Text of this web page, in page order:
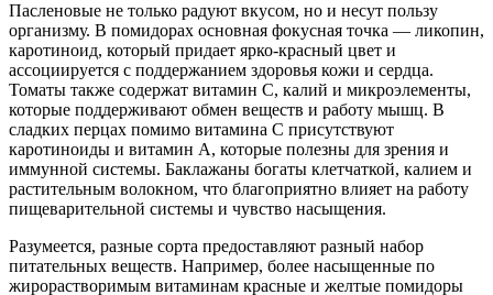
Пасленовые не только радуют вкусом, но и несут пользу
организму. В помидорах основная фокусная точка — ликопин,
каротиноид, который придает ярко-красный цвет и
ассоциируется с поддержанием здоровья кожи и сердца.
Томаты также содержат витамин С, калий и микроэлементы,
которые поддерживают обмен веществ и работу мышц. В
сладких перцах помимо витамина C присутствуют
каротиноиды и витамин A, которые полезны для зрения и
иммунной системы. Баклажаны богаты клетчаткой, калием и
растительным волокном, что благоприятно влияет на работу
пищеварительной системы и чувство насыщения.
Разумеется, разные сорта предоставляют разный набор
питательных веществ. Например, более насыщенные по
жирорастворимым витаминам красные и желтые помидоры